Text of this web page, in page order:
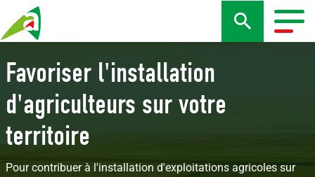
au
contenu
Favoriser l'installation
d'agriculteurs sur votre
territoire
Pour contribuer à l'installation d'exploitations agricoles sur